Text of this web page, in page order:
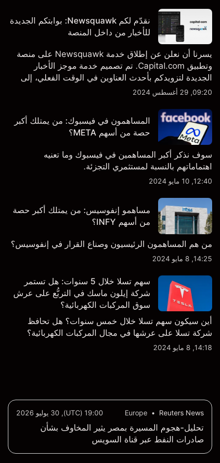
نقدّم لكم Newsquawk: بوابتكم الجديدة
للأخبار من داخل المنصة
يسرنا أن نعلن عن إطلاق خدمة Newsquawk على منصة
وتطبيق Capital.com. تم تصميم خدمة موجز الأخبار
الجديدة لتزويدكم بأحدث العناوين في الوقت الفعلي، إلى
جانب قصص إخبارية مخصصة وتقارير تحليلية متعمقة - وكل
بالضبط.
09:20, 29 أغسطس 2024
المساهمون في فيسبوك: من يمتلك أكبر
حصة من أسهم META؟
سوف نذكر أكبر المساهمين في فيسبوك وما تعنيه
اهتماماتهم بالنسبة لمستثمري التجزئة.
12:40, 10 مايو 2024
مساهمو إنفوسيس: من يمتلك أكبر حصة
من أسهم INFY؟
من هم المساهمون الرئيسيون وصناع القرار في إنفوسيس؟
14:25, 8 مايو 2024
سهم تسلا خلال 5 سنوات: هل تستمر
شركة إيلون ماسك في التربُّع على عرش
سوق المركبات الكهربائية؟
أين سيكون سهم تسلا خلال خمس سنوات؟ هل تحافظ
شركة تسلا على عرشها في مجال المركبات الكهربائية؟
14:18, 8 مايو 2024
Reuters News
•
Europe 19:00 (UTC), 30 يوليو 2026
تحليل-هجوم المسيرة بمصر يثير المخاوف بشأن
صادرات النفط عبر قناة السويس